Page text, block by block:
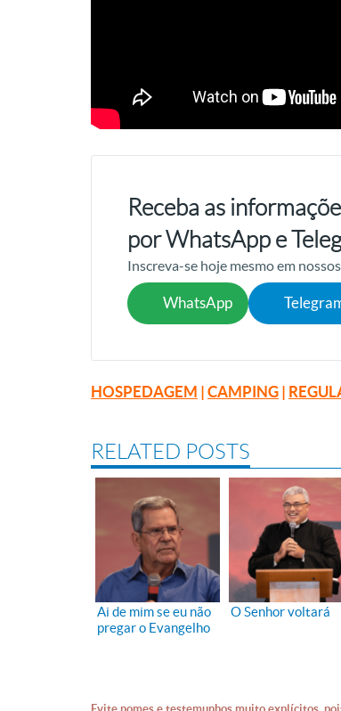
Receba as
por WhatsApp e
Inscreva-se hoje mesmo em
WhatsApp
HOSPEDAGEM | CAMPING |
RELATED POSTS
Ai de mim se eu não
pregar o Evangelho
O Senhor voltará